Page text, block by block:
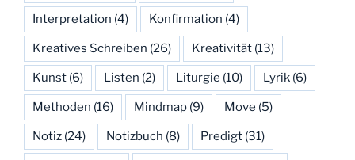
Interpretation (4) Konfirmation (4)
Kreatives Schreiben (26) Kreativität (13)
Kunst (6) Listen (2) Liturgie (10) Lyrik (6)
Methoden (16) Mindmap (9) Move (5)
Notiz (24) Notizbuch (8) Predigt (31)